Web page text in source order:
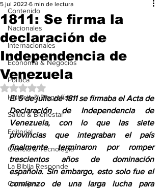
Contenido
Nacionales
Internacionales
Economía & Negocios
Política
Historia & Biografías
Salud & Bienestar
Editorial
Ciencia & Tecnología
La Biblia Responde
Consejos
1811: Se firma la
declaración de
Independencia de
Venezuela
5 jul 2022 6 min de lectura
Obtuvo NaN de 5 estrellas.
El 5 de julio de 1811 se firmaba el Acta de
Declaración de Independencia de
Venezuela, con lo que las siete
provincias que integraban el país
finalmente terminaron por romper
trescientos años de dominación
española. Sin embargo, esto solo fue el
comienzo de una larga lucha para